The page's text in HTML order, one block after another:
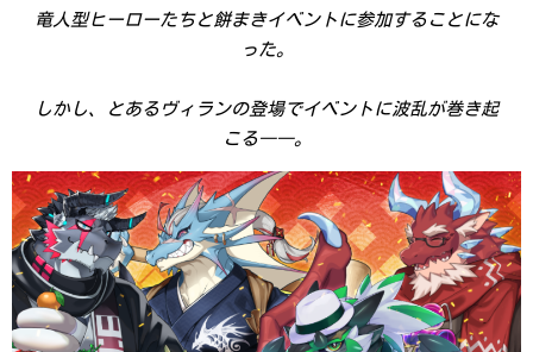
竜人型ヒーローたちと餅まきイベントに参加することにな
った。
しかし、とあるヴィランの登場でイベントに波乱が巻き起
こる――。